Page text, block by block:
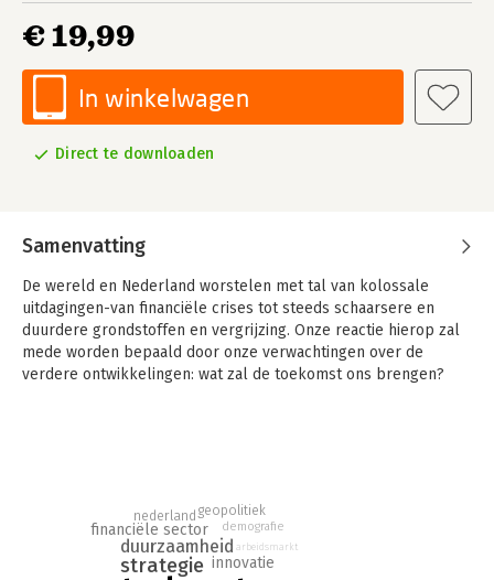
€ 19,99
In winkelwagen
Direct te downloaden
Samenvatting
De wereld en Nederland worstelen met tal van kolossale
uitdagingen-van financiële crises tot steeds schaarsere en
duurdere grondstoffen en vergrijzing. Onze reactie hierop zal
mede worden bepaald door onze verwachtingen over de
verdere ontwikkelingen: wat zal de toekomst ons brengen?
euro en de Europese Unie stand?
Op deze en tal van andere cruciale vragen over de wereld van
'morgen' geven economen van de Rabobank in dit boek de
strategie
duurzaamheid
innovatie
financiële sector
nederland geopolitiek
demografie
arbeidsmarkt